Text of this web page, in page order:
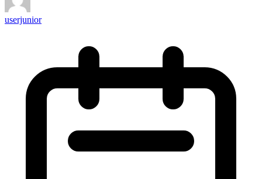
userjunior